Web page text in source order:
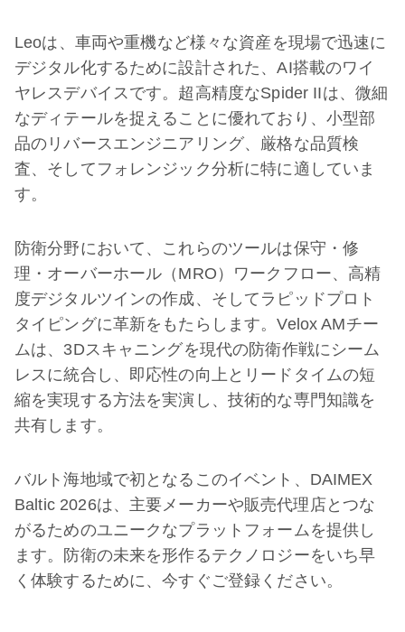
Leoは、車両や重機など様々な資産を現場で迅速に
デジタル化するために設計された、AI搭載のワイ
ヤレスデバイスです。超高精度なSpider IIは、微細
なディテールを捉えることに優れており、小型部
品のリバースエンジニアリング、厳格な品質検
査、そしてフォレンジック分析に特に適していま
す。
防衛分野において、これらのツールは保守・修
理・オーバーホール（MRO）ワークフロー、高精
度デジタルツインの作成、そしてラピッドプロト
タイピングに革新をもたらします。Velox AMチー
ムは、3Dスキャニングを現代の防衛作戦にシーム
レスに統合し、即応性の向上とリードタイムの​​短
縮を実現する方法を実演し、技術的な専門知識を
共有します。
バルト海地域で初となるこのイベント、DAIMEX
Baltic 2026は、主要メーカーや販売代理店とつな
がるためのユニークなプラットフォームを提供し
ます。防衛の未来を形作るテクノロジーをいち早
く体験するために、今すぐご登録ください。